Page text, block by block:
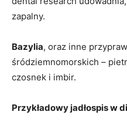
zapalny.
Bazylia, oraz inne
śródziemnomorskich –
czosnek i imbir.
Przykładowy jadłospis w